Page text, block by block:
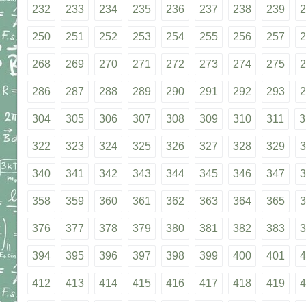
232 233 234 235 236 237 238 239
250 251 252 253 254 255 256 257
268 269 270 271 272 273 274 275
286 287 288 289 290 291 292 293
304 305 306 307 308 309 310 311
322 323 324 325 326 327 328 329
340 341 342 343 344 345 346 347
358 359 360 361 362 363 364 365
376 377 378 379 380 381 382 383
394 395 396 397 398 399 400 401
412 413 414 415 416 417 418 419